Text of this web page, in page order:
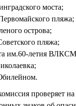
моста;
пляжа;
острова;
пляжа;
им.60-летия
проверяет на